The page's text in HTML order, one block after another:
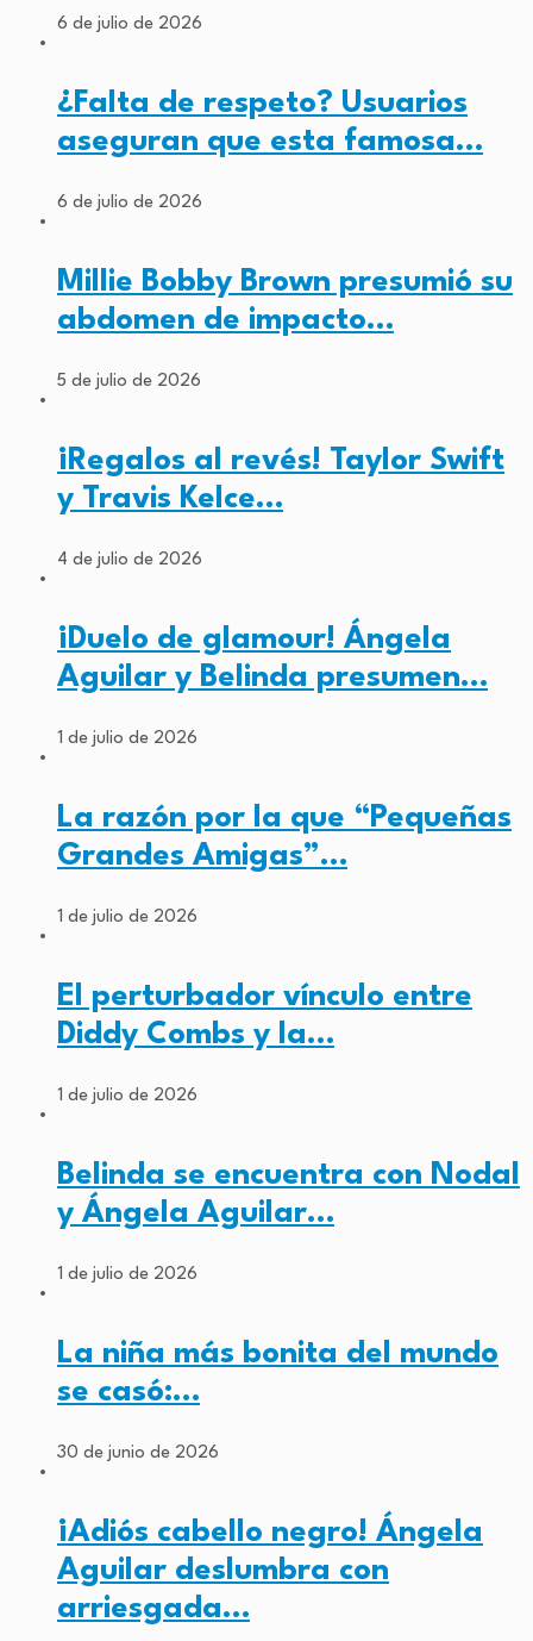
6 de julio de 2026
¿Falta de respeto? Usuarios
aseguran que esta famosa…
6 de julio de 2026
Millie Bobby Brown presumió su
abdomen de impacto…
5 de julio de 2026
¡Regalos al revés! Taylor Swift
y Travis Kelce…
4 de julio de 2026
¡Duelo de glamour! Ángela
Aguilar y Belinda presumen…
1 de julio de 2026
La razón por la que “Pequeñas
Grandes Amigas”…
1 de julio de 2026
El perturbador vínculo entre
Diddy Combs y la…
1 de julio de 2026
Belinda se encuentra con Nodal
y Ángela Aguilar…
1 de julio de 2026
La niña más bonita del mundo
se casó:…
30 de junio de 2026
¡Adiós cabello negro! Ángela
Aguilar deslumbra con
arriesgada…